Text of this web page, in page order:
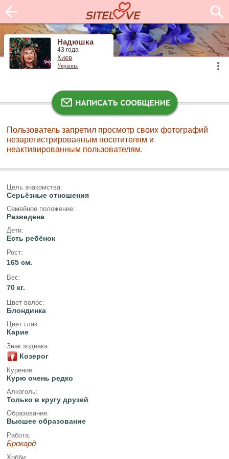
Надюшка
43 года
Киев
Украина
Пользователь запретил просмотр своих фотографий
незарегистрированным посетителям и
неактивированным пользователям.
Цель знакомства:
Серьёзные отношения
Семейное положение:
Разведена
Дети:
Есть ребёнок
Рост:
165 см.
Вес:
70 кг.
Цвет волос:
Блондинка
Цвет глаз:
Карие
Знак зодиака:
Козерог
Курение:
Курю очень редко
Алкоголь:
Только в кругу друзей
Образование:
Высшее образование
Работа:
Брокард
Хобби: